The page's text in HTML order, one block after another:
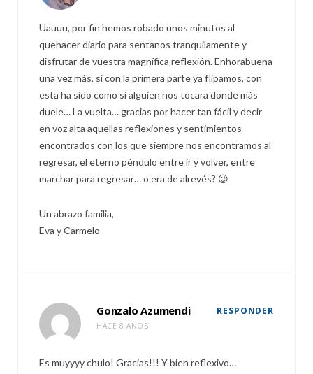
Uauuu, por fin hemos robado unos minutos al
quehacer diario para sentanos tranquilamente y
disfrutar de vuestra magnífica reflexión. Enhorabuena
una vez más, si con la primera parte ya flipamos, con
esta ha sido como si alguien nos tocara donde más
duele… La vuelta… gracias por hacer tan fácil y decir
en voz alta aquellas reflexiones y sentimientos
encontrados con los que siempre nos encontramos al
regresar, el eterno péndulo entre ir y volver, entre
marchar para regresar… o era de alrevés? 😉
Un abrazo familia,
Eva y Carmelo
Gonzalo Azumendi
HACE 8 AÑOS
RESPONDER
Es muyyyy chulo! Gracias!!! Y bien reflexivo…